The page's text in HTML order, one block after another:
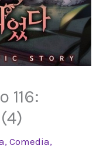
116:
, Comedia,